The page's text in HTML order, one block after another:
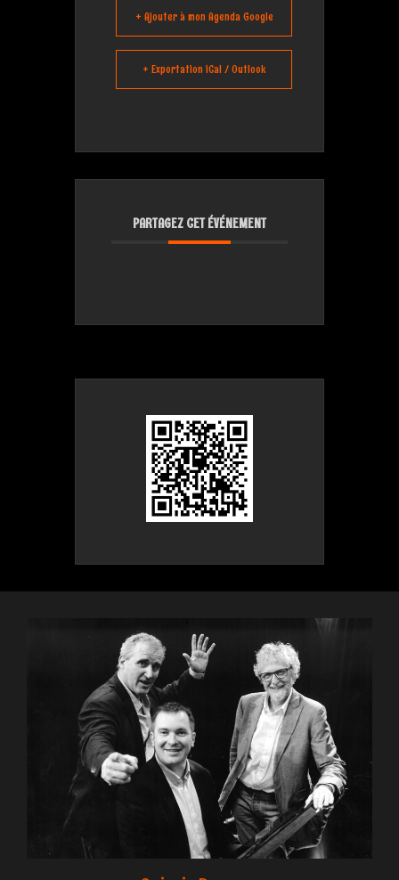
+ Ajouter à mon Agenda Google
+ Exportation iCal / Outlook
PARTAGEZ CET ÉVÉNEMENT